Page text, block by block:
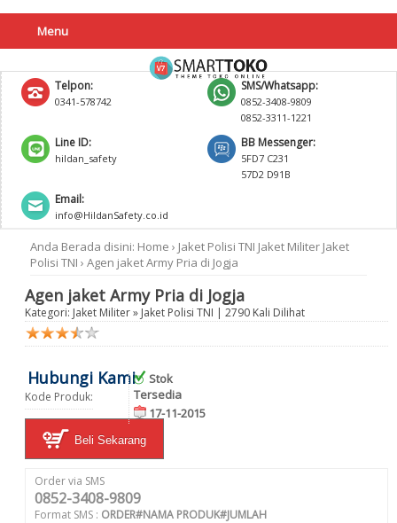
Menu
Telpon:
0341-578742
SMS/Whatsapp:
0852-3408-9809
0852-3311-1221
Line ID:
hildan_safety
BB Messenger:
5FD7 C231
57D2 D91B
Email:
info@HildanSafety.co.id
Anda Berada disini: Home › Jaket Polisi TNI Jaket Militer Jaket
Polisi TNI › Agen jaket Army Pria di Jogja
Agen jaket Army Pria di Jogja
Kategori: Jaket Militer» Jaket Polisi TNI | 2790 Kali Dilihat
Hubungi Kami
Kode Produk:
Stok
Tersedia
17-11-2015
Beli Sekarang
Order via SMS
0852-3408-9809
Format SMS : ORDER#NAMA PRODUK#JUMLAH